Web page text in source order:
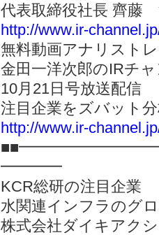
代表取締役社長 齊藤
http://www.ir-
無料動画アナリスト
金田一洋次郎のIRチ
10月21日号放送配信
注目企業をズバット
http://www.ir-
━━━━
KCR総研の注目企業
水関連インフラのグ
株式会社ダイキアク